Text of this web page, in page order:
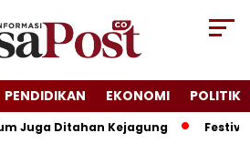
PENDIDIKAN EKONOMI POLITIK
Ditahan Kejagung Festival